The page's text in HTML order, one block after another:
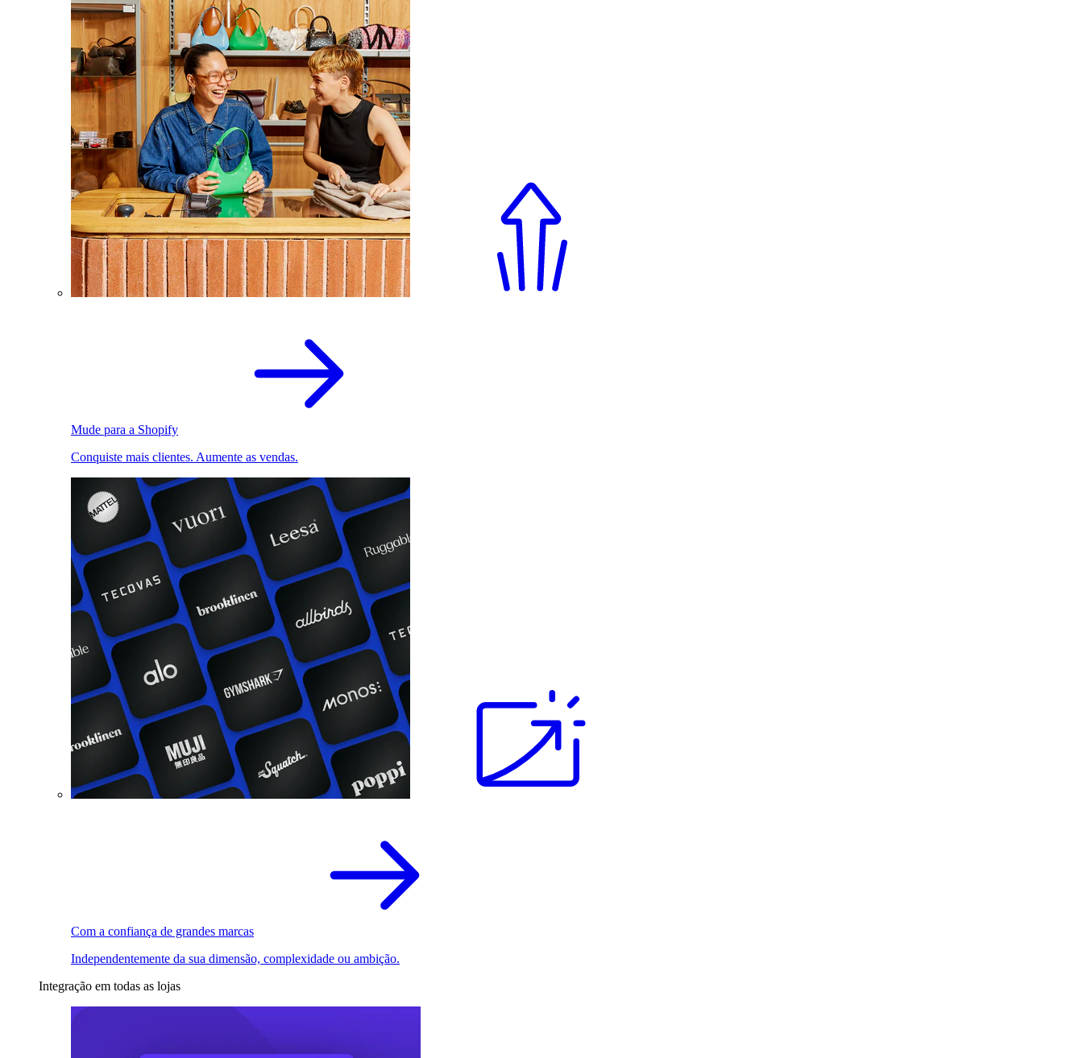
Mude para a Shopify
Conquiste mais clientes. Aumente as vendas.
Com a confiança de grandes marcas
Independentemente da sua dimensão, complexidade ou ambição.
Integração em todas as lojas